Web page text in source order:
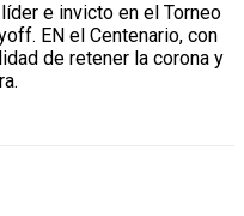
e invicto en el Torneo
EN el Centenario, con
de retener la corona y